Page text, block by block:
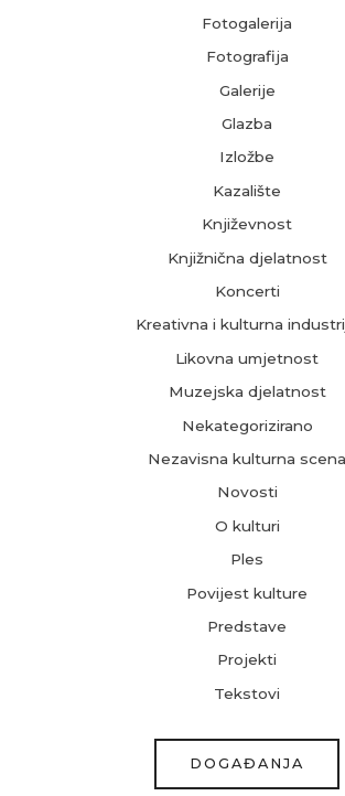
Fotogalerija
Fotografija
Galerije
Glazba
Izložbe
Kazalište
Književnost
Knjižnična djelatnost
Koncerti
Kreativna i kulturna
Likovna umjetnost
Muzejska djelatnost
Nekategorizirano
Nezavisna kulturna scena
Novosti
O kulturi
Ples
Povijest kulture
Predstave
Projekti
Tekstovi
DOGAĐANJA